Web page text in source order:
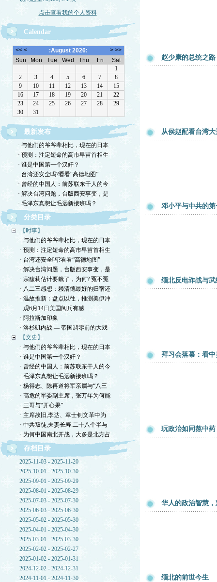
点击查看我的个人资料
Calendar
最新发布
· 与他们的爷爷辈相比，现在的日本
· 预测：注定短命的高市早苗首相生
· 谁是中国第一个汉奸？
· 台湾还安全吗?看看“高德地图”
· 曾经的中国人：前苏联东干人的今
· 解决台湾问题，台版西安事变，是
· 毛泽东真想让毛远新接班吗？
分类目录
【时事】
· 与他们的爷爷辈相比，现在的日本
· 预测：注定短命的高市早苗首相生
· 台湾还安全吗?看看“高德地图”
· 解决台湾问题，台版西安事变，是
· 宗馥莉估计要栽了，为何? 冤不冤
· 八二三感想：赖清德最好的归宿还
· 温故推新：盘点以往，推测美伊冲
· 观6月14日美国阅兵有感
· 阿拉斯加印象
· 洛杉矶内战 — 帝国凋零前的大戏
【文史】
· 与他们的爷爷辈相比，现在的日本
· 谁是中国第一个汉奸？
· 曾经的中国人：前苏联东干人的今
· 毛泽东真想让毛远新接班吗？
· 杨得志、陈再道将军亲属与“八三
· 高危的军委副主席，张万年为何能
· 三哥与“开心果”
· 主席故旧,李达、章士钊文革中为
· 中共叛徒,夫妻长寿:二十八个半与
· 为何中国南北开战，大多是北方占
存档目录
2025-11-03 - 2025-11-20
2025-10-01 - 2025-10-30
2025-09-01 - 2025-09-29
2025-08-01 - 2025-08-29
2025-07-03 - 2025-07-30
2025-06-03 - 2025-06-30
2025-05-02 - 2025-05-30
2025-04-01 - 2025-04-30
2025-03-01 - 2025-03-30
2025-02-02 - 2025-02-27
2025-01-02 - 2025-01-31
2024-12-02 - 2024-12-31
2024-11-01 - 2024-11-30
赵少康的总统之路
从侯赵配看台湾
邓小平与中共的
缅北反电诈战与武
拜习会落幕：看
玩政治如同熬中
华人的政治智慧
缅北的前世今生